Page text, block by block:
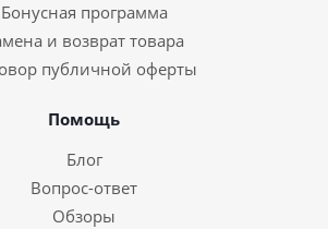
Бонусная программа
и возврат товара
публичной оферты
Помощь
Блог
Вопрос-ответ
Обзоры